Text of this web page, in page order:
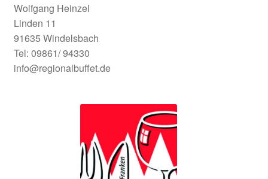
Förderphase 2027
Förderung
Frankenhöhe Lamm
Geförderte Projekte 2020
Umgesetzte Projekte 2023
Umgesetzte Projekte 2024
Wolfgang Heinzel
Linden 11
91635 Windelsbach
Tel: 09861/ 94330
info@regionalbuffet.de